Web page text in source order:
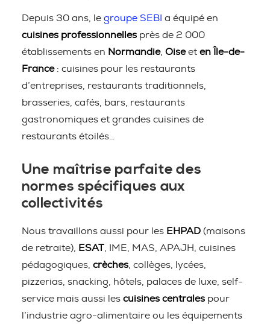
Depuis 30 ans, le groupe SEBI a équipé en
cuisines professionnelles près de 2 000
établissements en Normandie, Oiseet en Île-de-
France: cuisines pour les restaurants
d’entreprises, restaurants traditionnels,
brasseries, cafés, bars, restaurants
gastronomiques et grandes cuisines de
restaurants étoilés…
Une maîtrise parfaite des
normes spécifiques aux
collectivités
Nous travaillons aussi pour les EHPAD (maisons
de retraite),
ESAT , IME, MAS, APAJH, cuisines
pédagogiques, crèches , collèges, lycées,
pizzerias, snacking, hôtels, palaces de luxe, self-
service mais aussi les cuisines centrales pour
l’industrie agro-alimentaire ou les équipements